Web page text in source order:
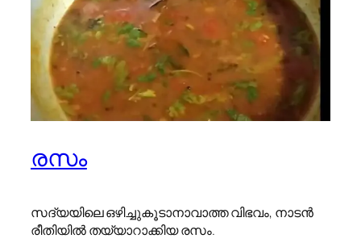
രസം
സദ്യയിലെ ഒഴിച്ചുകൂടാനാവാത്ത വിഭവം, നാടൻ
രീതിയിൽ തയ്യാറാക്കിയ രസം.